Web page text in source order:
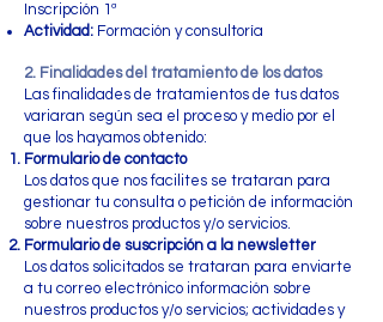
Inscripción 1ª
Actividad: Formación y consultoría
2. Finalidades del tratamiento de los datos
Las finalidades de tratamientos de tus datos
variaran según sea el proceso y medio por el
que los hayamos obtenido:
Formulario de contacto
Los datos que nos facilites se trataran para
gestionar tu consulta o petición de información
sobre nuestros productos y/o servicios.
Formulario de suscripción a la newsletter
Los datos solicitados se trataran para enviarte
a tu correo electrónico información sobre
nuestros productos y/o servicios; actividades y